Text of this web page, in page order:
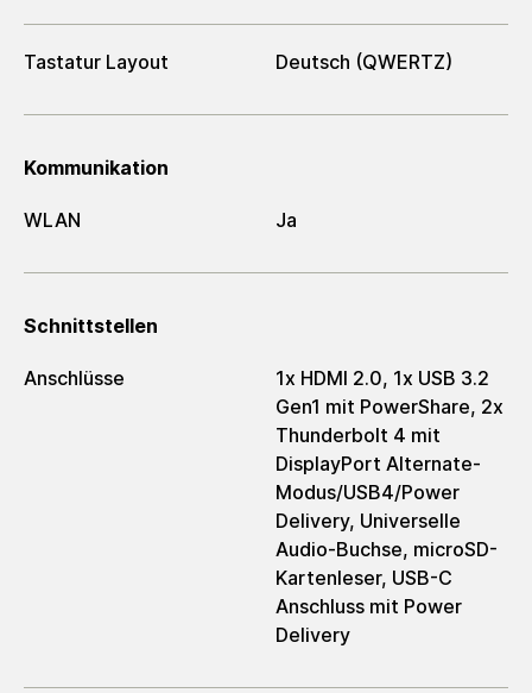
Tastatur Layout Deutsch (QWERTZ)
Kommunikation
WLAN Ja
Schnittstellen
Anschlüsse
1x HDMI 2.0, 1x USB 3.2
Gen1 mit PowerShare, 2x
Thunderbolt 4 mit
DisplayPort Alternate-
Modus/USB4/Power
Delivery, Universelle
Audio-Buchse, microSD-
Kartenleser, USB-C
Anschluss mit Power
Delivery